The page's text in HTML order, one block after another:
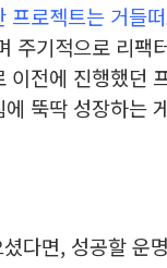
프로젝트는 거들
주기적으로 리팩
이전에 진행했던
에 뚝딱 성장하는
다면, 성공할 운